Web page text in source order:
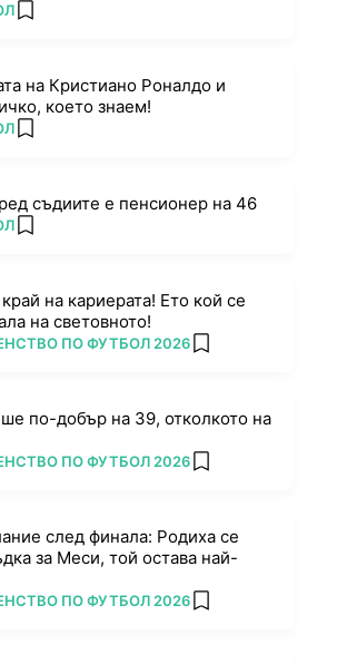
add favorites
на Кристиано Роналдо и
което знаем!
add favorites
съдиите е пенсионер на 46
add favorites
на кариерата! Ето кой се
на световното!
ПО ФУТБОЛ 2026 add favorites
по-добър на 39, отколкото на
ПО ФУТБОЛ 2026 add favorites
след финала: Родиха се
за Меси, той остава най-
ПО ФУТБОЛ 2026 add favorites